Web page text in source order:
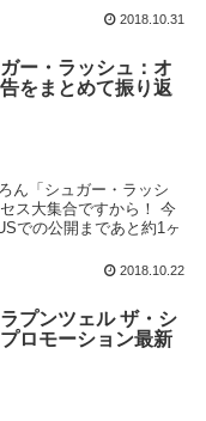
2018.10.31
ー・ラッシュ：オ
をまとめて振り返
ん「シュガー・ラッシ
ス大集合ですから！ 今
での公開まであと約1ヶ
2018.10.22
ラプンツェル ザ・シ
ロモーション最新